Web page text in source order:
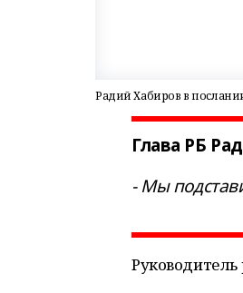
Радий Хабиров в
Глава РБ
- Мы
Руководитель